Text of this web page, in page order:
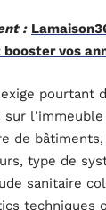
:
vos
pourtant
de bâtiments,
type de
sanitaire
techniques